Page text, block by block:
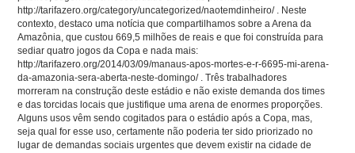
http://tarifazero.org/category/uncategorized/naotemdinheiro/ . Neste
contexto, destaco uma notícia que compartilhamos sobre a Arena da
Amazônia, que custou 669,5 milhões de reais e que foi construída para
sediar quatro jogos da Copa e nada mais:
http://tarifazero.org/2014/03/09/manaus-apos-mortes-e-r-6695-mi-arena-
da-amazonia-sera-aberta-neste-domingo/ . Três trabalhadores
morreram na construção deste estádio e não existe demanda dos times
e das torcidas locais que justifique uma arena de enormes proporções.
Alguns usos vêm sendo cogitados para o estádio após a Copa, mas,
seja qual for esse uso, certamente não poderia ter sido priorizado no
lugar de demandas sociais urgentes que devem existir na cidade de